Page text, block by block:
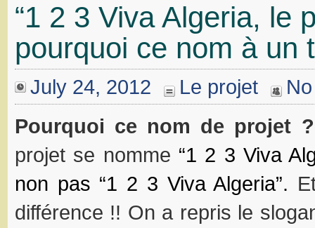
“1 2 3 Viva Algeria, le
pourquoi ce nom à un
July 24, 2012 Le projet
Pourquoi ce nom de projet ?
projet se nomme “1 2 3 Viva
non pas “1 2 3 Viva Algeria”.
différence !! On a repris le